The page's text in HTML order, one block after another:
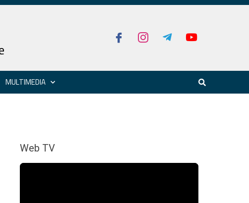
MULTIMEDIA
Web TV